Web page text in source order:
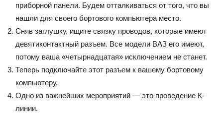
приборной панели. Будем отталкиваться от того, что вы
нашли для своего бортового компьютера место.
Сняв заглушку, ищите связку проводов, которые имеют
девятиконтактный разъем. Все модели ВАЗ его имеют,
потому ваша «четырнадцатая» исключением не станет.
Теперь подключайте этот разъем к вашему бортовому
компьютеру.
Одно из важнейших мероприятий — это проведение К-
линии.